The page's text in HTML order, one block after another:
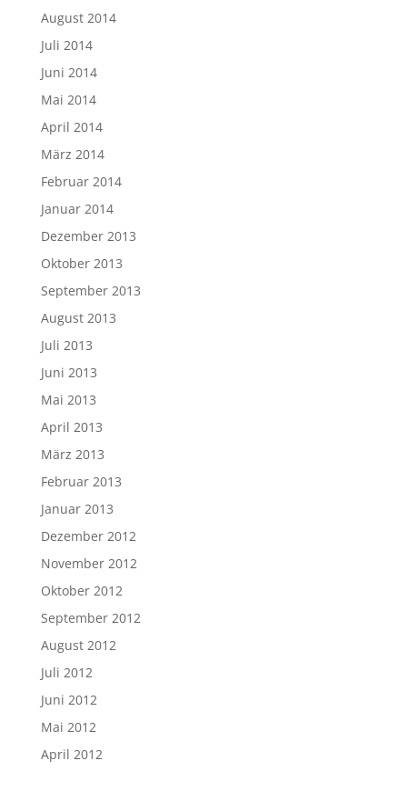
August 2014
Juli 2014
Juni 2014
Mai 2014
April 2014
März 2014
Februar 2014
Januar 2014
Dezember 2013
Oktober 2013
September 2013
August 2013
Juli 2013
Juni 2013
Mai 2013
April 2013
März 2013
Februar 2013
Januar 2013
Dezember 2012
November 2012
Oktober 2012
September 2012
August 2012
Juli 2012
Juni 2012
Mai 2012
April 2012